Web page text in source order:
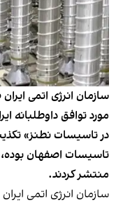
سازمان انرژی اتمی
در تاسیسات نطنز»
تاسیسات اصفهان بوده،
منتشر کردند.